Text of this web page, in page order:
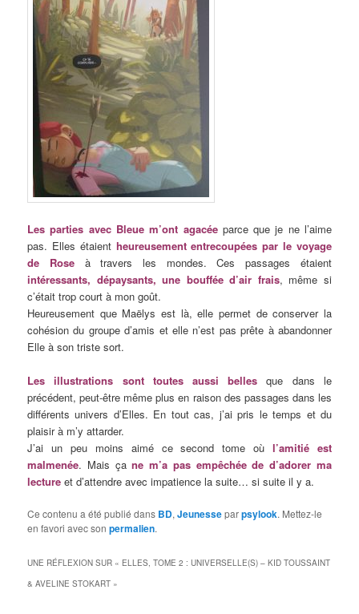
Les parties avec Bleue m’ont agacéeparce que je ne l’aime
pas. Elles étaient heureusement entrecoupées par le voyage
de Roseà travers les mondes. Ces passages étaient
intéressants, dépaysants, une bouffée d’air frais, même si
c’était trop court à mon goût.
Heureusement que Maëlys est là, elle permet de conserver la
cohésion du groupe d’amis et elle n’est pas prête à abandonner
Elle à son triste sort.
Les illustrations sont toutes aussi belles que dans le
précédent, peut-être même plus en raison des passages dans les
différents univers d’Elles. En tout cas, j’ai pris le temps et du
plaisir à m’y attarder.
J’ai un peu moins aimé ce second tome oùl’amitié est
malmenée. Mais çane m’a pas empêchée de d’adorer ma
lecture et d’attendre avec impatience la suite… si suite il y a.
Ce contenu a été publié dans BD,Jeunesseparpsylook. Mettez-le
en favori avec sonpermalien.
UNE RÉFLEXION SUR « ELLES, TOME 2 : UNIVERSELLE(S) – KID TOUSSAINT
& AVELINE STOKART »